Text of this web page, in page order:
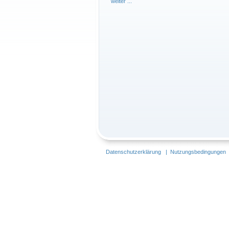
Datenschutzerklärung | Nutzungsbedingungen